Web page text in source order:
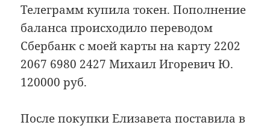
Телеграмм купила токен. Пополнение
баланса происходило переводом
Сбербанк с моей карты на карту 2202
2067 6980 2427 Михаил Игоревич Ю.
120000 руб.
После покупки Елизавета поставила в